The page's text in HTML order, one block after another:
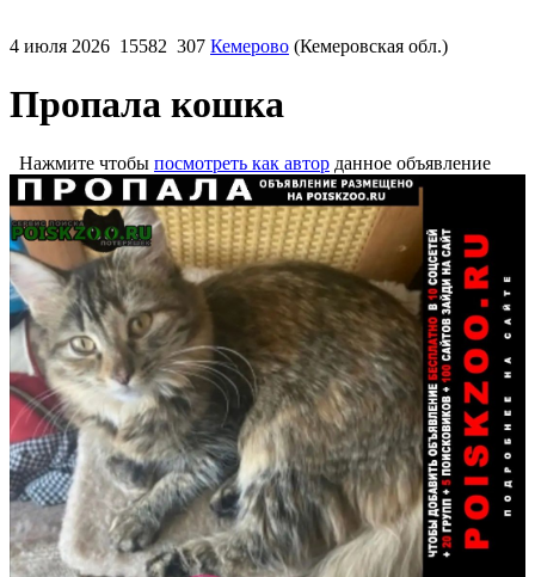
4 июля 2026 15582 307 Кемерово (Кемеровская обл.)
Пропала кошка
Нажмите чтобы посмотреть как автор данное объявление